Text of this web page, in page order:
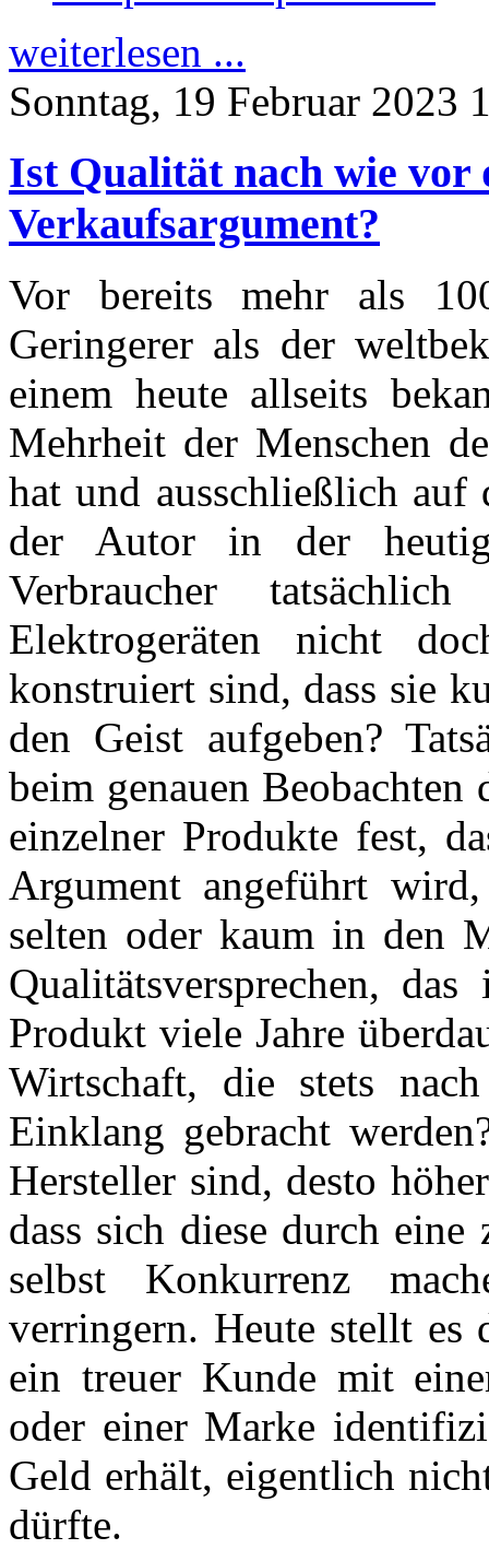
weiterlesen ...
Sonntag, 19 Februar 2023
Ist Qualität nach wie vor
Verkaufsargument?
Vor bereits mehr als
Geringerer als der
einem heute allseits
Mehrheit der Menschen
hat und ausschließlich auf
der Autor in der
Verbraucher
Elektrogeräten nicht
konstruiert sind, dass sie
den Geist aufgeben?
beim genauen
einzelner Produkte fest,
Argument angeführt
selten oder kaum in den
Qualitätsversprechen,
Produkt viele Jahre
Wirtschaft, die stets
Einklang gebracht
Hersteller sind, desto
dass sich diese durch
selbst Konkurrenz
verringern. Heute stellt es
ein treuer Kunde mit
oder einer Marke
Geld erhält, eigentlich
dürfte.